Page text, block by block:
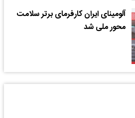
آلومینای ایران کارفرمای برتر سلامت
محور ملی شد